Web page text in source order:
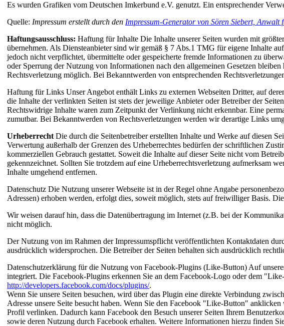
Es wurden Grafiken vom Deutschen Imkerbund e.V. genutzt. Ein entsprechender
Quelle: Impressum erstellt durch den Impressum-Generator von Sören Siebert, Anwalt
Haftungsausschluss: Haftung für Inhalte Die Inhalte unserer Seiten wurden mit
übernehmen. Als Diensteanbieter sind wir gemäß § 7 Abs.1 TMG für eigene Inhalte
jedoch nicht verpflichtet, übermittelte oder gespeicherte fremde Informationen zu
oder Sperrung der Nutzung von Informationen nach den allgemeinen Gesetzen
Rechtsverletzung möglich. Bei Bekanntwerden von entsprechenden
Haftung für Links Unser Angebot enthält Links zu externen Webseiten Dritter, auf
die Inhalte der verlinkten Seiten ist stets der jeweilige Anbieter oder Betreiber der
Rechtswidrige Inhalte waren zum Zeitpunkt der Verlinkung nicht erkennbar. Eine
zumutbar. Bei Bekanntwerden von Rechtsverletzungen werden wir derartige Links
Urheberrecht Die durch die Seitenbetreiber erstellten Inhalte und Werke auf diesen
Verwertung außerhalb der Grenzen des Urheberrechtes bedürfen der schriftlichen
kommerziellen Gebrauch gestattet. Soweit die Inhalte auf dieser Seite nicht vom
gekennzeichnet. Sollten Sie trotzdem auf eine Urheberrechtsverletzung aufmerksam
Inhalte umgehend entfernen.
Datenschutz Die Nutzung unserer Webseite ist in der Regel ohne Angabe
Adressen) erhoben werden, erfolgt dies, soweit möglich, stets auf freiwilliger Basis.
Wir weisen darauf hin, dass die Datenübertragung im Internet (z.B. bei der
nicht möglich.
Der Nutzung von im Rahmen der Impressumspflicht veröffentlichten Kontaktdaten
ausdrücklich widersprochen. Die Betreiber der Seiten behalten sich ausdrücklich
Datenschutzerklärung für die Nutzung von Facebook-Plugins (Like-Button) Auf
integriert. Die Facebook-Plugins erkennen Sie an dem Facebook-Logo oder dem
http://developers.facebook.com/docs/plugins/.
Wenn Sie unsere Seiten besuchen, wird über das Plugin eine direkte Verbindung
Adresse unsere Seite besucht haben. Wenn Sie den Facebook "Like-Button"
Profil verlinken. Dadurch kann Facebook den Besuch unserer Seiten Ihrem
sowie deren Nutzung durch Facebook erhalten. Weitere Informationen hierzu finden